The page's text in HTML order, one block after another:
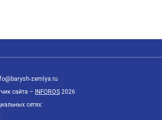
zemlya.ru
сайта – INFOROS 2026
сетях: